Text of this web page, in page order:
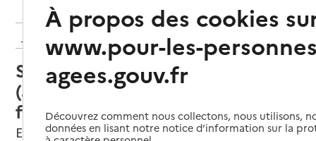
Retour aux résultats de l'annuaire
Service autonomie à domicile
(aide) – Services de la Mutualité
française Isère (MFI)
Eybens, ISERE
À propos des cookies
www.pour-les-
agees.gouv.fr
Découvrez comment nous collectons, nous utilisons,
données en lisant notre notice d’information sur la